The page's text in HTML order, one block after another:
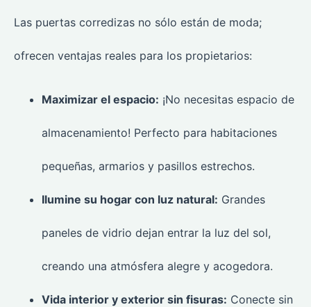
Las puertas corredizas no sólo están de moda;
ofrecen ventajas reales para los propietarios:
Maximizar el espacio: ¡No necesitas espacio de
almacenamiento! Perfecto para habitaciones
pequeñas, armarios y pasillos estrechos.
Ilumine su hogar con luz natural: Grandes
paneles de vidrio dejan entrar la luz del sol,
creando una atmósfera alegre y acogedora.
Vida interior y exterior sin fisuras: Conecte sin